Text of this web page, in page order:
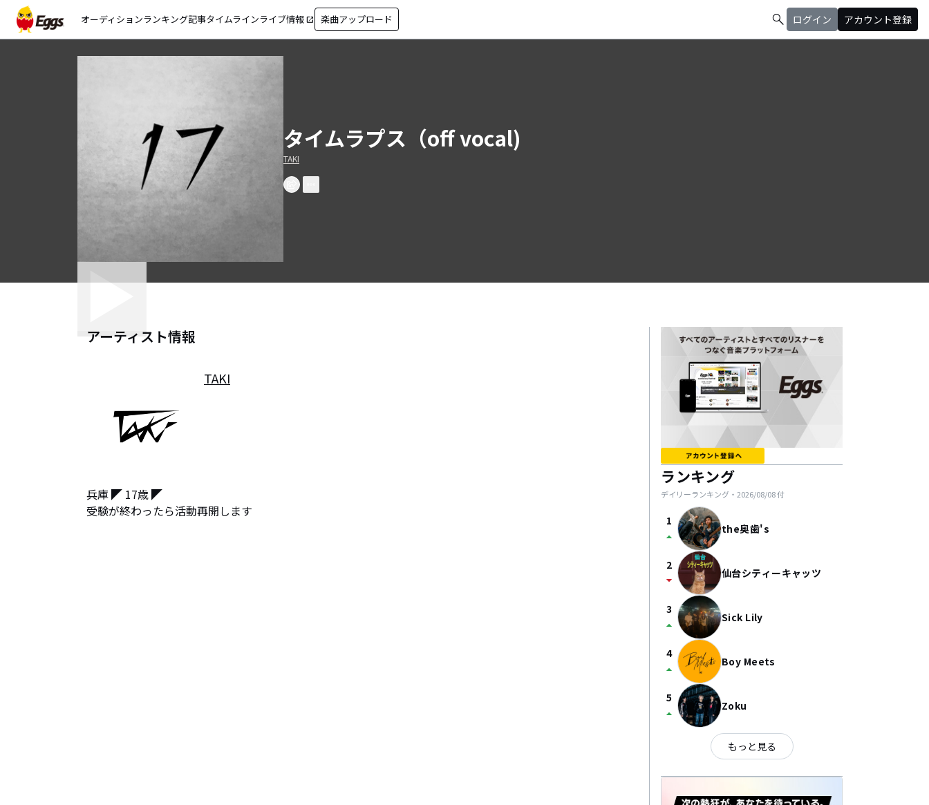
オーディションランキング記事タイムラインライブ情報 open_in_new 楽曲アップロード search ログイン アカウント登録
タイムラプス（off vocal)
TAKI
アーティスト情報
TAKI
兵庫 ◤ 17歳 ◤
受験が終わったら活動再開します
ランキング
デイリーランキング・ 2026/08/08付
1
arrow_drop_up the奥歯's
2
arrow_drop_down 仙台シティーキャッツ
3
arrow_drop_up Sick Lily
4
arrow_drop_up Boy Meets
5
arrow_drop_up Zoku
もっと見る